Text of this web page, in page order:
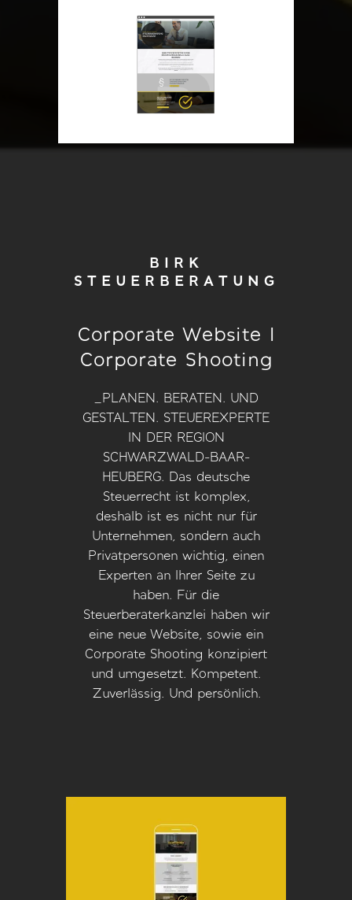
BIRK
STEUERBERATUNG
Corporate Website I
Corporate Shooting
_PLANEN. BERATEN. UND
GESTALTEN. STEUEREXPERTE
IN DER REGION
SCHWARZWALD-BAAR-
HEUBERG. Das deutsche
Steuerrecht ist komplex,
deshalb ist es nicht nur für
Unternehmen, sondern auch
Privatpersonen wichtig, einen
Experten an Ihrer Seite zu
haben. Für die
Steuerberaterkanzlei haben wir
eine neue Website, sowie ein
Corporate Shooting konzipiert
und umgesetzt. Kompetent.
Zuverlässig. Und persönlich.